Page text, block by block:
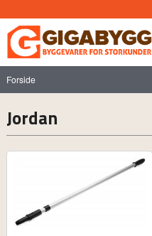
til
innholdet
Forside
Jordan